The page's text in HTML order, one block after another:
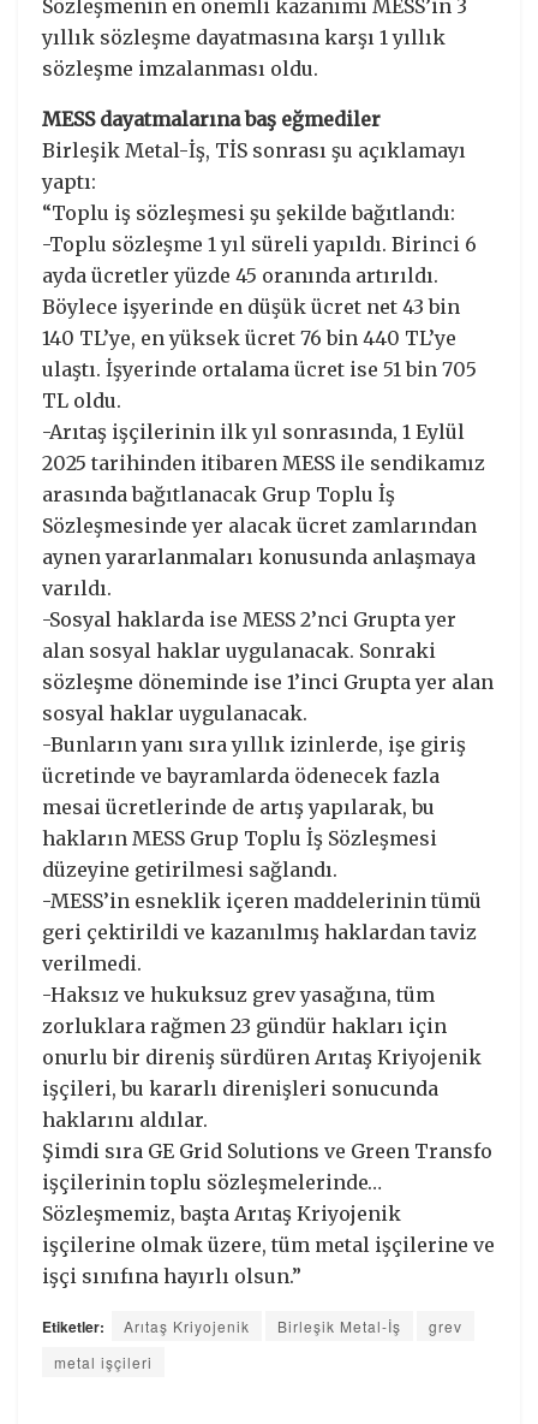
Sözleşmenin en önemli kazanımı MESS’in 3
yıllık sözleşme dayatmasına karşı 1 yıllık
sözleşme imzalanması oldu.
MESS dayatmalarına baş eğmediler
Birleşik Metal-İş, TİS sonrası şu açıklamayı
yaptı:
“Toplu iş sözleşmesi şu şekilde bağıtlandı:
-Toplu sözleşme 1 yıl süreli yapıldı. Birinci 6
ayda ücretler yüzde 45 oranında artırıldı.
Böylece işyerinde en düşük ücret net 43 bin
140 TL’ye, en yüksek ücret 76 bin 440 TL’ye
ulaştı. İşyerinde ortalama ücret ise 51 bin 705
TL oldu.
-Arıtaş işçilerinin ilk yıl sonrasında, 1 Eylül
2025 tarihinden itibaren MESS ile sendikamız
arasında bağıtlanacak Grup Toplu İş
Sözleşmesinde yer alacak ücret zamlarından
aynen yararlanmaları konusunda anlaşmaya
varıldı.
-Sosyal haklarda ise MESS 2’nci Grupta yer
alan sosyal haklar uygulanacak. Sonraki
sözleşme döneminde ise 1’inci Grupta yer alan
sosyal haklar uygulanacak.
-Bunların yanı sıra yıllık izinlerde, işe giriş
ücretinde ve bayramlarda ödenecek fazla
mesai ücretlerinde de artış yapılarak, bu
hakların MESS Grup Toplu İş Sözleşmesi
düzeyine getirilmesi sağlandı.
-MESS’in esneklik içeren maddelerinin tümü
geri çektirildi ve kazanılmış haklardan taviz
verilmedi.
-Haksız ve hukuksuz grev yasağına, tüm
zorluklara rağmen 23 gündür hakları için
onurlu bir direniş sürdüren Arıtaş Kriyojenik
işçileri, bu kararlı direnişleri sonucunda
haklarını aldılar.
Şimdi sıra GE Grid Solutions ve Green Transfo
işçilerinin toplu sözleşmelerinde…
Sözleşmemiz, başta Arıtaş Kriyojenik
işçilerine olmak üzere, tüm metal işçilerine ve
işçi sınıfına hayırlı olsun.”
Etiketler: Arıtaş Kriyojenik Birleşik Metal-İş
grev
metal işçileri